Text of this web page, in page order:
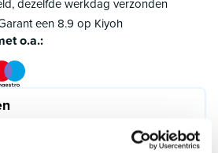
dezelfde werkdag verzonden
een 8.9 op Kiyoh
o.a.: